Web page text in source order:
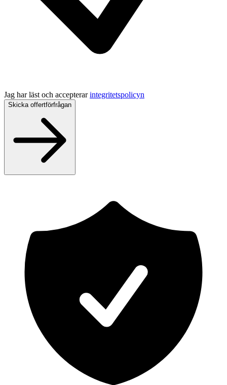
Jag har läst och accepterar integritetspolicyn
Skicka offertförfrågan